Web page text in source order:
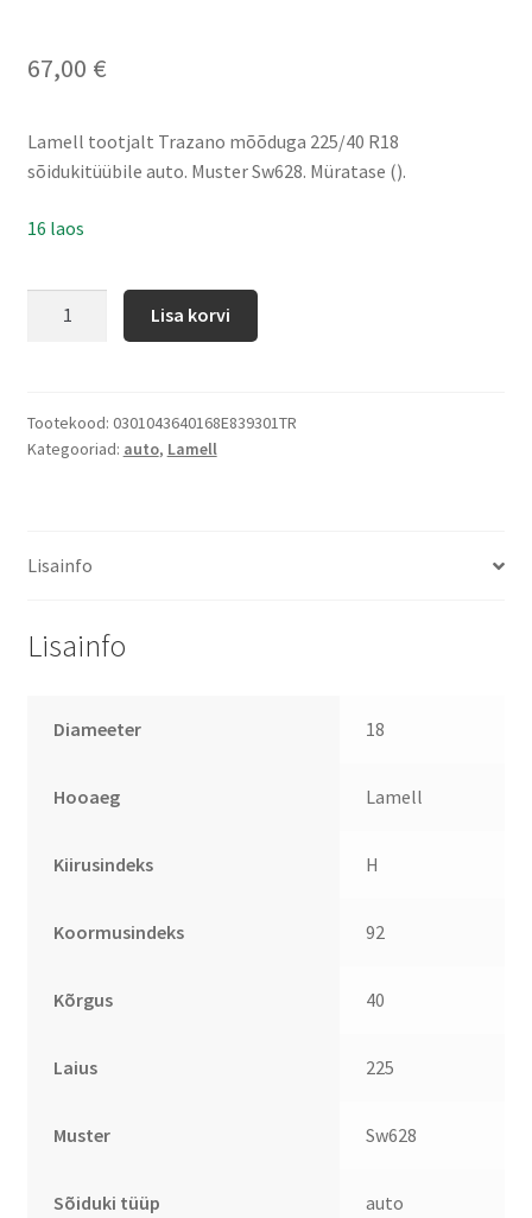
67,00 €
Lamell tootjalt Trazano mõõduga 225/40 R18
sõidukitüübile auto. Muster Sw628. Müratase ().
16 laos
Lisa korvi
Tootekood: 0301043640168E839301TR
Kategooriad: auto, Lamell
Lisainfo
Lisainfo
Diameeter 18
Hooaeg Lamell
Kiirusindeks H
Koormusindeks 92
Kõrgus 40
Laius 225
Muster Sw628
Sõiduki tüüp auto